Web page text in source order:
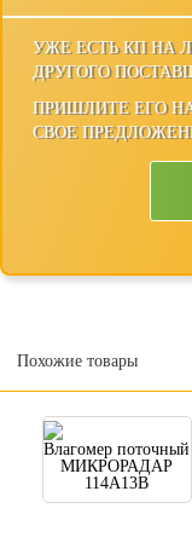
УЖЕ ЕСТЬ КП НА
ДРУГОГО
ПРИШЛИТЕ ЕГО
СВОЕ
Похожие товары
Влагомер поточный
МИКРОРАДАР
114А13B